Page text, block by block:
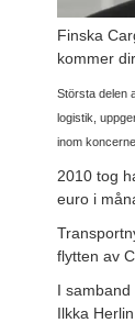
Finska
kommer
Största delen
logistik,
inom
2010 tog
euro i
flytten av
I
Ilkka